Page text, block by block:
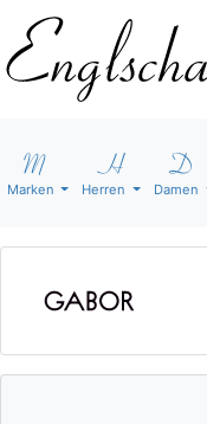
Marken Herren Damen